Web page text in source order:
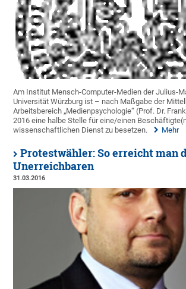
Am Institut Mensch-Computer-Medien der Julius-
Universität Würzburg ist – nach Maßgabe der
Arbeitsbereich „Medienpsychologie“ (Prof. Dr.
2016 eine halbe Stelle für eine/einen
wissenschaftlichen Dienst zu besetzen.
Mehr
Protestwähler: So erreicht man
Unerreichbaren
31.03.2016